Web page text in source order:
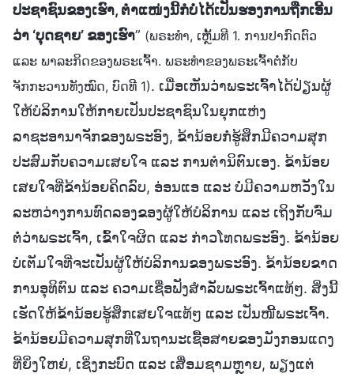
ປະຊາຊົນຂອງເຮົາ, ຕໍາແໜ່ງນີ້ກໍບໍ່ໄດ້ເປັນຮອງການຖືກເອີ້ນ
ວ່າ ‘ບຸດຊາຍ’ ຂອງເຮົາ” (ພຣະທຳ, ເຫຼັ້ມທີ 1. ການປາກົດຕົວ
ແລະ ພາລະກິດຂອງພຣະເຈົ້າ. ພຣະທຳຂອງພຣະເຈົ້າຕໍ່ກັບ
ຈັກກະວານທັງໝົດ, ບົດທີ 1). ເມື່ອເຫັນວ່າພຣະເຈົ້າໄດ້ປ່ຽນຜູ້
ໃຫ້ບໍລິການໃຫ້ກາຍເປັນປະຊາຊົນໃນຍຸກແຫ່ງ
ລາຊະອານາຈັກຂອງພຣະອົງ, ຂ້ານ້ອຍກໍ່ຮູ້ສຶກມີຄວາມສຸກ
ປະສົມກັບຄວາມເສຍໃຈ ແລະ ການຕຳນິຕົນເອງ. ຂ້ານ້ອຍ
ເສຍໃຈທີ່ຂ້ານ້ອຍຄິດລົບ, ອ່ອນແອ ແລະ ບໍ່ມີຄວາມຫວັງໃນ
ລະຫວ່າງການທົດລອງຂອງຜູ້ໃຫ້ບໍລິການ ແລະ ເຖິງກັບຈົ່ມ
ຕໍ່ວ່າພຣະເຈົ້າ, ເຂົ້າໃຈຜິດ ແລະ ກ່າວໂທດພຣະອົງ. ຂ້ານ້ອຍ
ບໍ່ເຕັມໃຈທີ່ຈະເປັນຜູ້ໃຫ້ບໍລິການຂອງພຣະອົງ. ຂ້ານ້ອຍຂາດ
ການອຸທິຕົນ ແລະ ຄວາມເຊື່ອຟັງສຳລັບພຣະເຈົ້າແທ້ໆ. ສິ່ງນີ້
ເຮັດໃຫ້ຂ້ານ້ອຍຮູ້ສຶກເສຍໃຈແທ້ໆ ແລະ ເປັນໜີ້ພຣະເຈົ້າ.
ຂ້ານ້ອຍມີຄວາມສຸກທີ່ໃນຖານະເຊື້ອສາຍຂອງມັງກອນແດງ
ທີ່ຍິ່ງໃຫຍ່, ເຊິ່ງກະບົດ ແລະ ເສື່ອມຊາມຫຼາຍ, ພຽງແຕ່